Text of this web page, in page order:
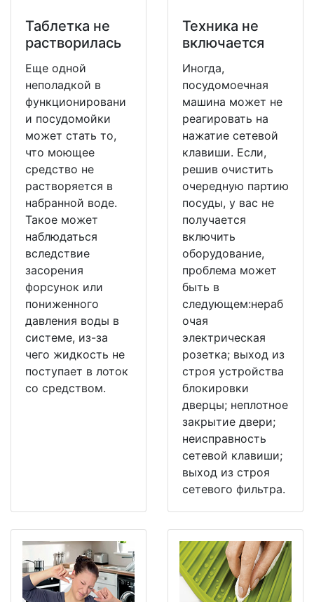
Таблетка не
растворилась
Еще одной
неполадкой в
функционировани
и посудомойки
может стать то,
что моющее
средство не
растворяется в
набранной воде.
Такое может
наблюдаться
вследствие
засорения
форсунок или
пониженного
давления воды в
системе, из-за
чего жидкость не
поступает в лоток
со средством.
Техника не
включается
Иногда,
посудомоечная
машина может не
реагировать на
нажатие сетевой
клавиши. Если,
решив очистить
очередную партию
посуды, у вас не
получается
включить
оборудование,
проблема может
быть в
следующем:нераб
очая
электрическая
розетка; выход из
строя устройства
блокировки
дверцы; неплотное
закрытие двери;
неисправность
сетевой клавиши;
выход из строя
сетевого фильтра.